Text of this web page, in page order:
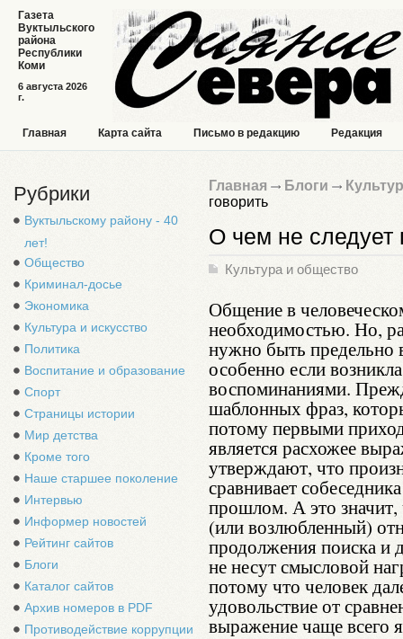
6 августа 2026
г.
Газета
Вуктыльского
района
Республики
Коми
Главная Карта сайта Письмо в редакцию Редакция
Рубрики
Вуктыльскому району - 40
лет!
Общество
Криминал-досье
Экономика
Культура и искусство
Политика
Воспитание и образование
Спорт
Страницы истории
Мир детства
Кроме того
Наше старшее поколение
Интервью
Информер новостей
Рейтинг сайтов
Блоги
Каталог сайтов
Архив номеров в PDF
Противодействие коррупции
Главная Блоги
говорить
О чем не следует
Культура и общество
Общение в
необходимостью. Но,
нужно быть предельно
особенно если
воспоминаниями.
шаблонных фраз,
потому первыми
является расхожее
утверждают, что
сравнивает
прошлом. А это
(или возлюбленный)
продолжения поиска и
не несут смысловой
потому что человек
удовольствие от
выражение чаще всего